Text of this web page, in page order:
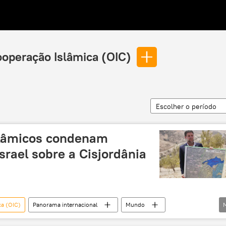
Islâmica (OIC)
Escolher o período
condenam
sobre a Cisjordânia
(OIC) Panorama internacional
Mundo
Knesset
Liga Árabe